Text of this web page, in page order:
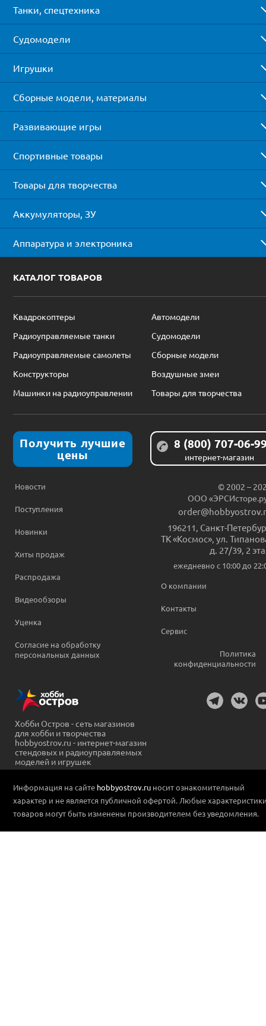
Танки, спецтехника
Судомодели
Игрушки
Сборные модели, материалы
Развивающие игры
Спортивные товары
Товары для творчества
Аккумуляторы, ЗУ
Аппаратура и электроника
КАТАЛОГ ТОВАРОВ
Квадрокоптеры
Автомодели
Радиоуправляемые танки
Судомодели
Радиоуправляемые самолеты
Сборные модели
Конструкторы
Воздушные змеи
Машинки на радиоуправлении
Товары для творчества
Получить лучшие
цены
8 (800) 707-06-
интернет-магазин
Новости
Поступления
Новинки
Хиты продаж
Распродажа
Видеообзоры
Уценка
Согласие на обработку
персональных данных
© 2002 –
ООО
196211 Санкт-
ТК «Космос», ул.
д. 27/39, 2
ежедневно c 10:00 до
О компании
Контакты
Сервис
Политика
конфиденциальности
Хобби Остров - сеть магазинов
для хобби и творчества
hobbyostrov.ru - интернет-магазин
стендовых и радиоуправляемых
моделей и игрушек
Информация на сайте hobbyostrov.ru носит ознакомительный
характер и не является публичной офертой. Любые
товаров могут быть изменены производителем без уведомления.